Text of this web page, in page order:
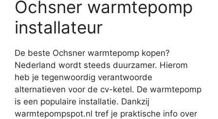
Ochsner warmtepomp
installateur
De beste Ochsner warmtepomp kopen?
Nederland wordt steeds duurzamer. Hierom
heb je tegenwoordig verantwoorde
alternatieven voor de cv-ketel. De warmtepomp
is een populaire installatie. Dankzij
warmtepompspot.nl tref je praktische info over